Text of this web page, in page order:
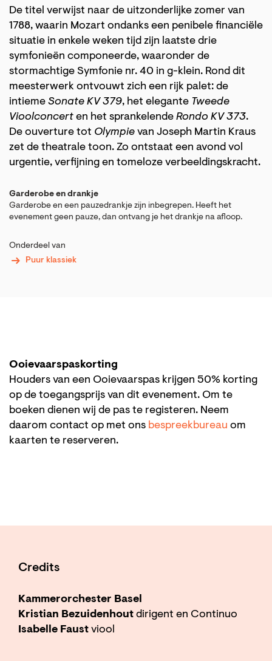
De titel verwijst naar de uitzonderlijke zomer van
1788, waarin Mozart ondanks een penibele financiële
situatie in enkele weken tijd zijn laatste drie
symfonieën componeerde, waaronder de
stormachtige Symfonie nr. 40 in g-klein. Rond dit
meesterwerk ontvouwt zich een rijk palet: de
intieme Sonate KV 379, het elegante Tweede
Vioolconcert en het sprankelende Rondo KV 373.
De ouverture tot Olympie van Joseph Martin Kraus
zet de theatrale toon. Zo ontstaat een avond vol
urgentie, verfijning en tomeloze verbeeldingskracht.
Garderobe en drankje
Garderobe en een pauzedrankje zijn inbegrepen. Heeft het
evenement geen pauze, dan ontvang je het drankje na afloop.
Onderdeel van
Puur klassiek
Ooievaarspaskorting
Houders van een Ooievaarspas krijgen 50% korting
op de toegangsprijs van dit evenement. Om te
boeken dienen wij de pas te registeren. Neem
daarom contact op met ons bespreekbureau om
kaarten te reserveren.
Credits
Kammerorchester Basel
Kristian Bezuidenhout dirigent en Continuo
Isabelle Faust viool